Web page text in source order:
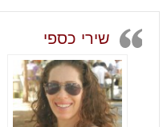
שירי כספי